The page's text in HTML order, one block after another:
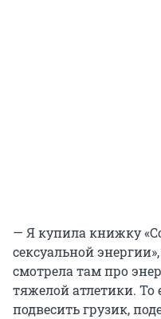
— Я купила книжку
сексуальной
смотрела там про
тяжелой атлетики. То
подвесить грузик,